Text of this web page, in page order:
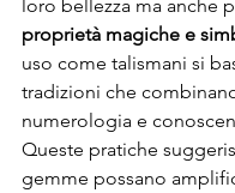
loro bellezza ma anche
proprietà magiche e
uso come talismani si
tradizioni che
numerologia e
Queste pratiche
gemme possano